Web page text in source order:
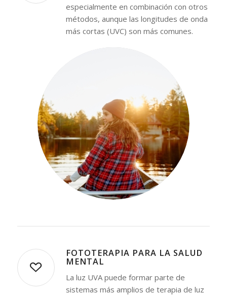
especialmente en combinación con otros
métodos, aunque las longitudes de onda
más cortas (UVC) son más comunes.
FOTOTERAPIA PARA LA SALUD
MENTAL
La luz UVA puede formar parte de
sistemas más amplios de terapia de luz